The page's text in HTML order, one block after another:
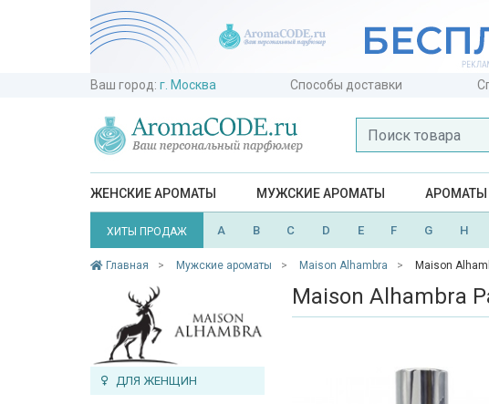
Ваш город: г. Москва Способы доставки
ЖЕНСКИЕ АРОМАТЫ МУЖСКИЕ АРОМАТЫ
ХИТЫ ПРОДАЖ A B C D E F G H
Главная Мужские ароматы Maison Alhambra Maison
ДЛЯ ЖЕНЩИН
Maison Alhambra